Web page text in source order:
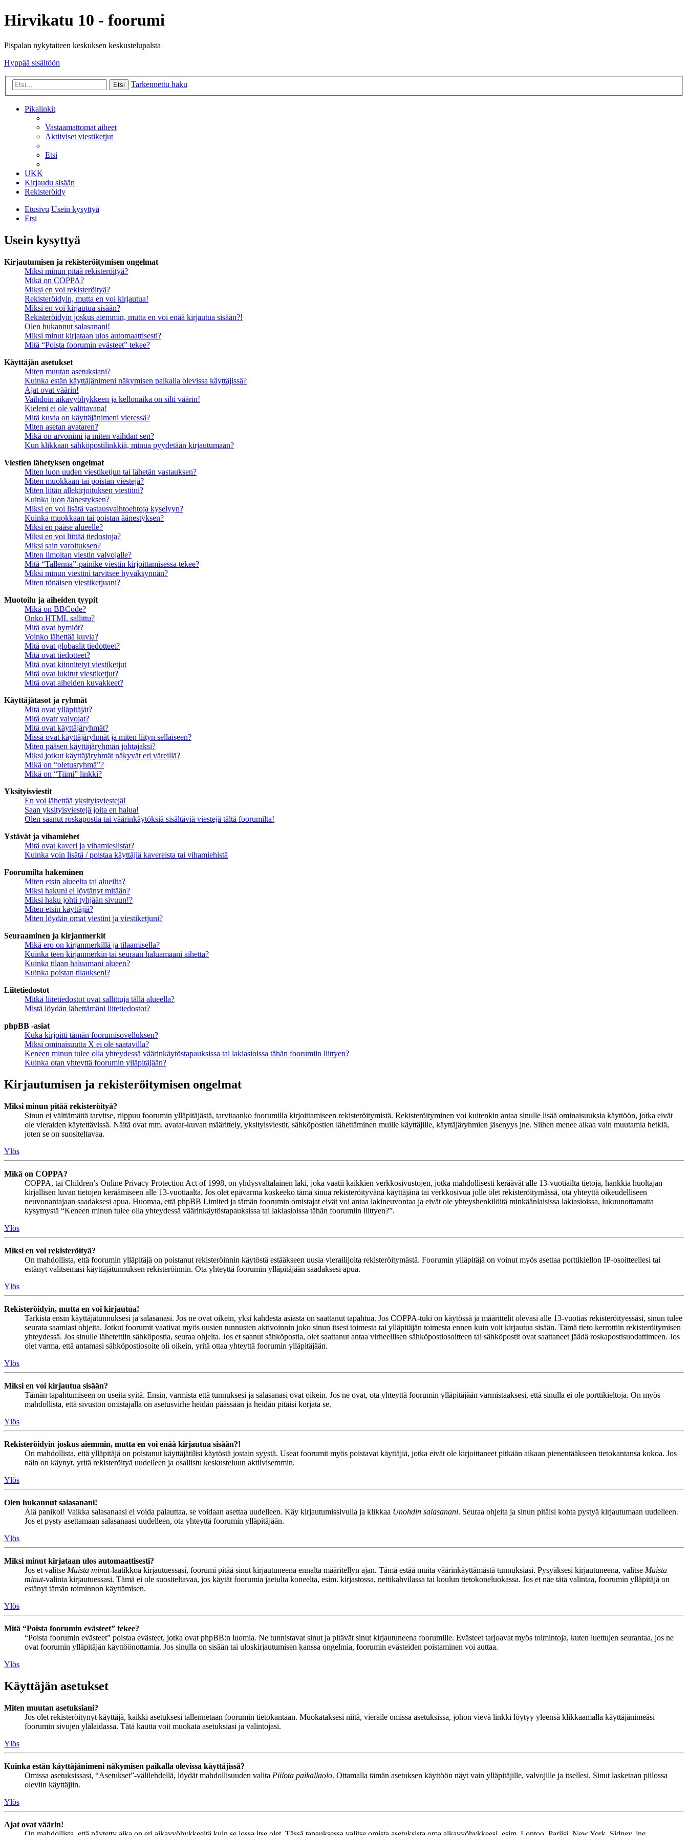
Hirvikatu 10 - foorumi
Pispalan nykytaiteen keskuksen keskustelupalsta
Hyppää sisältöön
Etsi Tarkennettu haku
Pikalinkit
Vastaamattomat aiheet
Aktiiviset viestiketjut
Etsi
UKK
Kirjaudu sisään
Rekisteröidy
Etusivu Usein kysyttyä
Etsi
Usein kysyttyä
Kirjautumisen ja rekisteröitymisen ongelmat
Miksi minun pitää rekisteröityä?
Mikä on COPPA?
Miksi en voi rekisteröityä?
Rekisteröidyin, mutta en voi kirjautua!
Miksi en voi kirjautua sisään?
Rekisteröidyin joskus aiemmin, mutta en voi enää kirjautua sisään?!
Olen hukannut salasanani!
Miksi minut kirjataan ulos automaattisesti?
Mitä “Poista foorumin evästeet” tekee?
Käyttäjän asetukset
Miten muutan asetuksiani?
Kuinka estän käyttäjänimeni näkymisen paikalla olevissa käyttäjissä?
Ajat ovat väärin!
Vaihdoin aikavyöhykkeen ja kellonaika on silti väärin!
Kieleni ei ole valittavana!
Mitä kuvia on käyttäjänimeni vieressä?
Miten asetan avataren?
Mikä on arvonimi ja miten vaihdan sen?
Kun klikkaan sähköpostilinkkiä, minua pyydetään kirjautumaan?
Viestien lähetyksen ongelmat
Miten luon uuden viestiketjun tai lähetän vastauksen?
Miten muokkaan tai poistan viestejä?
Miten liitän allekirjoituksen viestiini?
Kuinka luon äänestyksen?
Miksi en voi lisätä vastausvaihtoehtoja kyselyyn?
Kuinka muokkaan tai poistan äänestyksen?
Miksi en pääse alueelle?
Miksi en voi liittää tiedostoja?
Miksi sain varoituksen?
Miten ilmoitan viestin valvojalle?
Mitä “Tallenna”-painike viestin kirjoittamisessa tekee?
Miksi minun viestini tarvitsee hyväksynnän?
Miten tönäisen viestiketjuani?
Muotoilu ja aiheiden tyypit
Mikä on BBCode?
Onko HTML sallittu?
Mitä ovat hymiöt?
Voinko lähettää kuvia?
Mitä ovat globaalit tiedotteet?
Mitä ovat tiedotteet?
Mitä ovat kiinnitetyt viestiketjut
Mitä ovat lukitut viestiketjut?
Mitä ovat aiheiden kuvakkeet?
Käyttäjätasot ja ryhmät
Mitä ovat ylläpitäjät?
Mitä ovatr valvojat?
Mitä ovat käyttäjäryhmät?
Missä ovat käyttäjäryhmät ja miten liityn sellaiseen?
Miten pääsen käyttäjäryhmän johtajaksi?
Miksi jotkut käyttäjäryhmät näkyvät eri väreillä?
Mikä on “oletusryhmä”?
Mikä on “Tiimi” linkki?
Yksityisviestit
En voi lähettää yksityisviestejä!
Saan yksityisviestejä joita en halua!
Olen saanut roskapostia tai väärinkäytöksiä sisältäviä viestejä tältä foorumilta!
Ystävät ja vihamiehet
Mitä ovat kaveri ja vihamieslistat?
Kuinka voin lisätä / poistaa käyttäjiä kavereista tai vihamiehistä
Foorumilta hakeminen
Miten etsin alueelta tai alueilta?
Miksi hakuni ei löytänyt mitään?
Miksi haku johti tyhjään sivuun!?
Miten etsin käyttäjiä?
Miten löydän omat viestini ja viestiketjuni?
Seuraaminen ja kirjanmerkit
Mikä ero on kirjanmerkillä ja tilaamisella?
Kuinka teen kirjanmerkin tai seuraan haluamaani aihetta?
Kuinka tilaan haluamani alueen?
Kuinka poistan tilaukseni?
Liitetiedostot
Mitkä liitetiedostot ovat sallittuja tällä alueella?
Mistä löydän lähettämäni liitetiedostot?
phpBB -asiat
Kuka kirjoitti tämän foorumisovelluksen?
Miksi ominaisuutta X ei ole saatavilla?
Keneen minun tulee olla yhteydessä väärinkäytöstapauksissa tai lakiasioissa tähän foorumiin liittyen?
Kuinka otan yhteyttä foorumin ylläpitäjään?
Kirjautumisen ja rekisteröitymisen ongelmat
Miksi minun pitää rekisteröityä?
Sinun ei välttämättä tarvitse, riippuu foorumin ylläpitäjästä, tarvitaanko foorumilla kirjoittamiseen rekisteröitymistä. Rekisteröityminen voi kuitenkin antaa sinulle lisää ominaisuuksia käyttöön, jotka eivät
ole vieraiden käytettävissä. Näitä ovat mm. avatar-kuvan määrittely, yksityisviestit, sähköpostien lähettäminen muille käyttäjille, käyttäjäryhmien jäsenyys jne. Siihen menee aikaa vain muutamia hetkiä,
joten se on suositeltavaa.
Ylös
Mikä on COPPA?
COPPA, tai Children’s Online Privacy Protection Act of 1998, on yhdysvaltalainen laki, joka vaatii kaikkien verkkosivustojen, jotka mahdollisesti keräävät alle 13-vuotiailta tietoja, hankkia huoltajan
kirjallisen luvan tietojen keräämiseen alle 13-vuotiaalta. Jos olet epävarma koskeeko tämä sinua rekisteröityvänä käyttäjänä tai verkkosivua jolle olet rekisteröitymässä, ota yhteyttä oikeudelliseen
neuvonantajaan saadaksesi apua. Huomaa, että phpBB Limited ja tämän foorumin omistajat eivät voi antaa lakineuvontaa ja eivät ole yhteyshenkilöitä minkäänlaisissa lakiasioissa, lukuunottamatta
kysymystä “Keneen minun tulee olla yhteydessä väärinkäytöstapauksissa tai lakiasioissa tähän foorumiin liittyen?”.
Ylös
Miksi en voi rekisteröityä?
On mahdollista, että foorumin ylläpitäjä on poistanut rekisteröinnin käytöstä estääkseen uusia vierailijoita rekisteröitymästä. Foorumin ylläpitäjä on voinut myös asettaa porttikiellon IP-osoitteellesi tai
estänyt valitsemasi käyttäjätunnuksen rekisteröinnin. Ota yhteyttä foorumin ylläpitäjään saadaksesi apua.
Ylös
Rekisteröidyin, mutta en voi kirjautua!
Tarkista ensin käyttäjätunnuksesi ja salasanasi. Jos ne ovat oikein, yksi kahdesta asiasta on saattanut tapahtua. Jos COPPA-tuki on käytössä ja määrittelit olevasi alle 13-vuotias rekisteröityessäsi, sinun tulee
seurata saamiasi ohjeita. Jotkut foorumit vaativat myös uusien tunnusten aktivoinnin joko sinun itsesi toimesta tai ylläpitäjän toimesta ennen kuin voit kirjautua sisään. Tämä tieto kerrottiin rekisteröitymisen
yhteydessä. Jos sinulle lähetettiin sähköpostia, seuraa ohjeita. Jos et saanut sähköpostia, olet saattanut antaa virheellisen sähköpostiosoitteen tai sähköpostit ovat saattaneet jäädä roskapostisuodattimeen. Jos
olet varma, että antamasi sähköpostiosoite oli oikein, yritä ottaa yhteyttä foorumin ylläpitäjään.
Ylös
Miksi en voi kirjautua sisään?
Tämän tapahtumiseen on useita syitä. Ensin, varmista että tunnuksesi ja salasanasi ovat oikein. Jos ne ovat, ota yhteyttä foorumin ylläpitäjään varmistaaksesi, että sinulla ei ole porttikieltoja. On myös
mahdollista, että sivuston omistajalla on asetusvirhe heidän päässään ja heidän pitäisi korjata se.
Ylös
Rekisteröidyin joskus aiemmin, mutta en voi enää kirjautua sisään?!
On mahdollista, että ylläpitäjä on poistanut käyttäjätilisi käytöstä jostain syystä. Useat foorumit myös poistavat käyttäjiä, jotka eivät ole kirjoittaneet pitkään aikaan pienentääkseen tietokantansa kokoa. Jos
näin on käynyt, yritä rekisteröityä uudelleen ja osallistu keskusteluun aktiivisemmin.
Ylös
Olen hukannut salasanani!
Älä panikoi! Vaikka salasanaasi ei voida palauttaa, se voidaan asettaa uudelleen. Käy kirjautumissivulla ja klikkaa Unohdin salasanani. Seuraa ohjeita ja sinun pitäisi kohta pystyä kirjautumaan uudelleen.
Jos et pysty asettamaan salasanaasi uudelleen, ota yhteyttä foorumin ylläpitäjään.
Ylös
Miksi minut kirjataan ulos automaattisesti?
Jos et valitse Muista minut-laatikkoa kirjautuessasi, foorumi pitää sinut kirjautuneena ennalta määritellyn ajan. Tämä estää muita väärinkäyttämästä tunnuksiasi. Pysyäksesi kirjautuneena, valitse Muista
minut-valinta kirjautuessasi. Tämä ei ole suositeltavaa, jos käytät foorumia jaetulta koneelta, esim. kirjastossa, nettikahvilassa tai koulun tietokoneluokassa. Jos et näe tätä valintaa, foorumin ylläpitäjä on
estänyt tämän toiminnon käyttämisen.
Ylös
Mitä “Poista foorumin evästeet” tekee?
“Poista foorumin evästeet” poistaa evästeet, jotka ovat phpBB:n luomia. Ne tunnistavat sinut ja pitävät sinut kirjautuneena foorumille. Evästeet tarjoavat myös toimintoja, kuten luettujen seurantaa, jos ne
ovat foorumin ylläpitäjän käyttöönottamia. Jos sinulla on sisään tai uloskirjautumisen kanssa ongelmia, foorumin evästeiden poistaminen voi auttaa.
Ylös
Käyttäjän asetukset
Miten muutan asetuksiani?
Jos olet rekisteröitynyt käyttäjä, kaikki asetuksesi tallennetaan foorumin tietokantaan. Muokataksesi niitä, vieraile omissa asetuksissa, johon vievä linkki löytyy yleensä klikkaamalla käyttäjänimeäsi
foorumin sivujen ylälaidassa. Tätä kautta voit muokata asetuksiasi ja valintojasi.
Ylös
Kuinka estän käyttäjänimeni näkymisen paikalla olevissa käyttäjissä?
Omissa asetuksissasi, “Asetukset”-välilehdellä, löydät mahdollisuuden valita Piilota paikallaolo. Ottamalla tämän asetuksen käyttöön näyt vain ylläpitäjille, valvojille ja itsellesi. Sinut lasketaan piilossa
oleviin käyttäjiin.
Ylös
Ajat ovat väärin!